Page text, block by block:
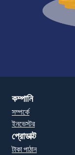
কম্পানি
সম্পর্কে
ইনভেস্টর
প্রোডাক্ট
টাকা পাঠান